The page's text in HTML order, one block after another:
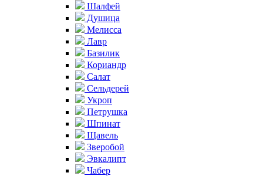
Шалфей
Душица
Мелисса
Лавр
Базилик
Кориандр
Салат
Сельдерей
Укроп
Петрушка
Шпинат
Щавель
Зверобой
Эвкалипт
Чабер